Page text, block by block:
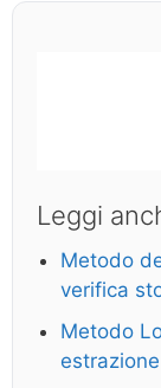
Leggi
Metodo
verifica
Metodo